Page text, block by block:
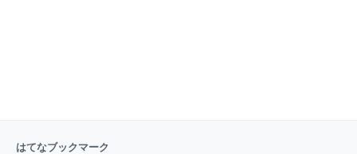
はてなブックマーク